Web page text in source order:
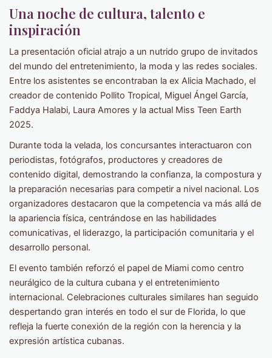
Una noche de cultura, talento e
inspiración
La presentación oficial atrajo a un nutrido grupo de invitados
del mundo del entretenimiento, la moda y las redes sociales.
Entre los asistentes se encontraban la ex Alicia Machado, el
creador de contenido Pollito Tropical, Miguel Ángel García,
Faddya Halabi, Laura Amores y la actual Miss Teen Earth
2025.
Durante toda la velada, los concursantes interactuaron con
periodistas, fotógrafos, productores y creadores de
contenido digital, demostrando la confianza, la compostura y
la preparación necesarias para competir a nivel nacional. Los
organizadores destacaron que la competencia va más allá de
la apariencia física, centrándose en las habilidades
comunicativas, el liderazgo, la participación comunitaria y el
desarrollo personal.
El evento también reforzó el papel de Miami como centro
neurálgico de la cultura cubana y el entretenimiento
internacional. Celebraciones culturales similares han seguido
despertando gran interés en todo el sur de Florida, lo que
refleja la fuerte conexión de la región con la herencia y la
expresión artística cubanas.